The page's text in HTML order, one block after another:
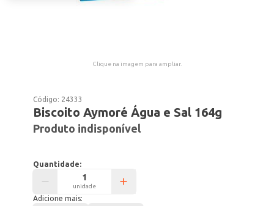
Clique na imagem para ampliar.
Código: 24333
Biscoito Aymoré Água e Sal 164g
Produto indisponível
Quantidade:
unidade
Adicione mais: